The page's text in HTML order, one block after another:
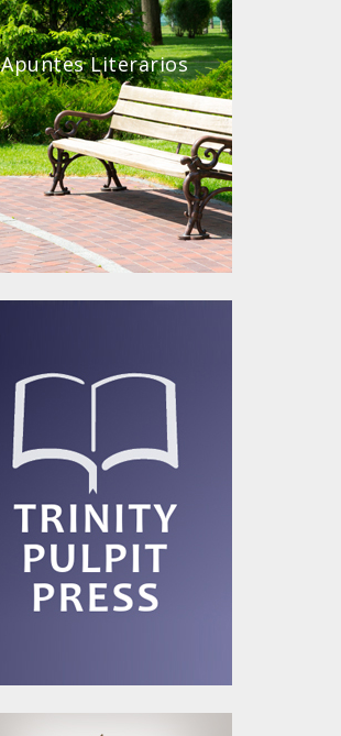
Apuntes Literarios